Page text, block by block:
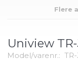
Flere
Uniview
Model/varenr.: